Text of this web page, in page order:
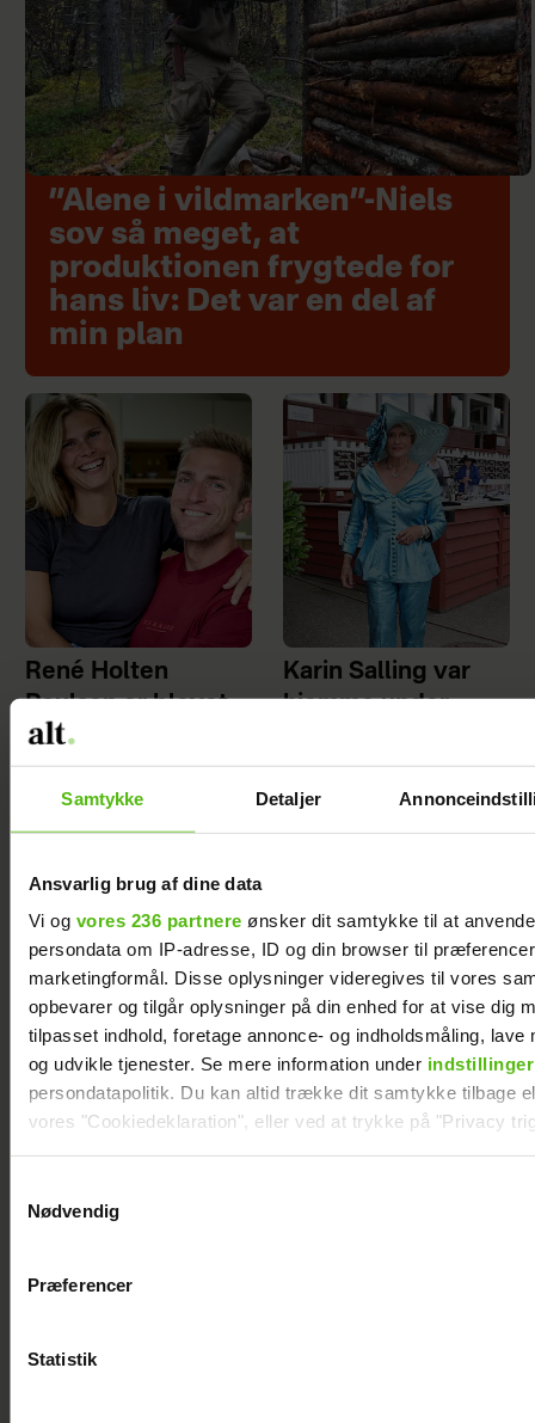
Samtykke Detaljer
Ansvarlig brug af dine data
Vi og vores 236 partnere ønsker dit samtykke til at
persondata om IP-adresse, ID og din browser til
marketingformål. Disse oplysninger videregives til vores
opbevarer og tilgår oplysninger på din enhed for at vise dig
tilpasset indhold, foretage annonce- og indholdsmåling, lave
og udvikle tjenester. Se mere information under indstillinger
persondatapolitik. Du kan altid trække dit samtykke tilbage
vores "Cookiedeklaration", eller ved at trykke på "Privacy
Vi anvender egne cookies og cookies fra tredjeparter til at
generere statistik og huske dine præferencer samt til brug
Nødvendig
Præferencer
Statistik
”Alene i vildmarken”-Niels
sov så meget, at
produktionen frygtede for
hans liv: Det var en del af
min plan
René Holten
Poulsen er blevet
gift med Birgitte
Karin Salling var
hjemme under
leve i frygt
Tobias Hamann og Patricia Thyberg er blevet